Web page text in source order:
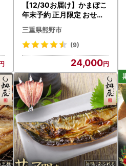
【12/30お届け】かまぼこ
年末予約 正月限定 おせち
蒲鉾 6種 かまぼこ【snby
0013-3】
三重県熊野市
(9)
24,000